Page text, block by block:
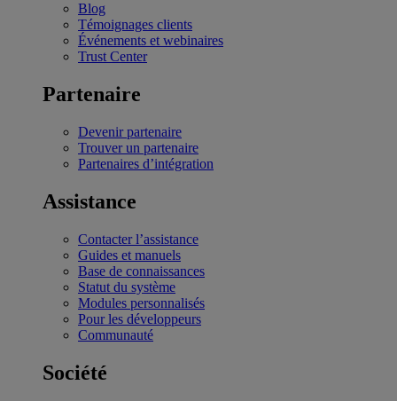
Blog
Témoignages clients
Événements et webinaires
Trust Center
Partenaire
Devenir partenaire
Trouver un partenaire
Partenaires d’intégration
Assistance
Contacter l’assistance
Guides et manuels
Base de connaissances
Statut du système
Modules personnalisés
Pour les développeurs
Communauté
Société